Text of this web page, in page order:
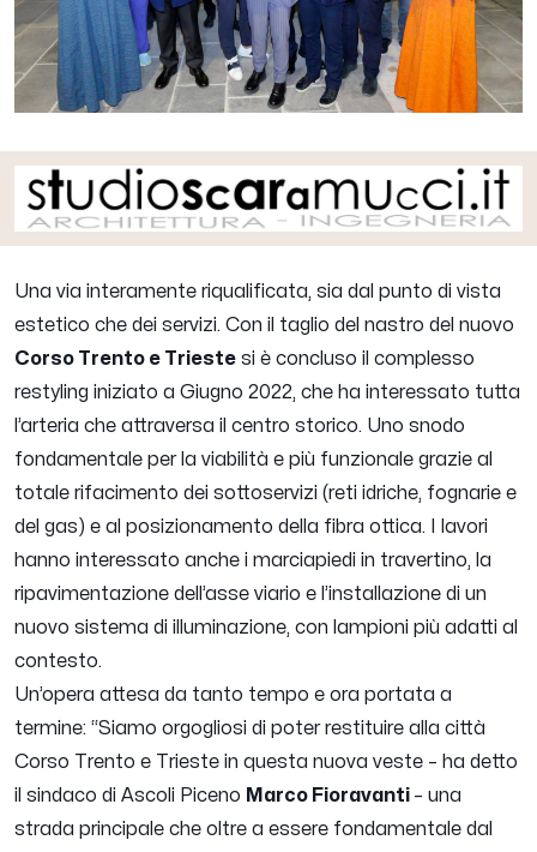
Una via interamente riqualificata, sia dal punto di vista
estetico che dei servizi. Con il taglio del nastro del nuovo
Corso Trento e Trieste si è concluso il complesso
restyling iniziato a Giugno 2022, che ha interessato tutta
l’arteria che attraversa il centro storico. Uno snodo
fondamentale per la viabilità e più funzionale grazie al
totale rifacimento dei sottoservizi (reti idriche, fognarie e
del gas) e al posizionamento della fibra ottica. I lavori
hanno interessato anche i marciapiedi in travertino, la
ripavimentazione dell’asse viario e l’installazione di un
nuovo sistema di illuminazione, con lampioni più adatti al
contesto.
Un’opera attesa da tanto tempo e ora portata a
termine: “Siamo orgogliosi di poter restituire alla città
Corso Trento e Trieste in questa nuova veste – ha detto
il sindaco di Ascoli Piceno Marco Fioravanti – una
strada principale che oltre a essere fondamentale dal